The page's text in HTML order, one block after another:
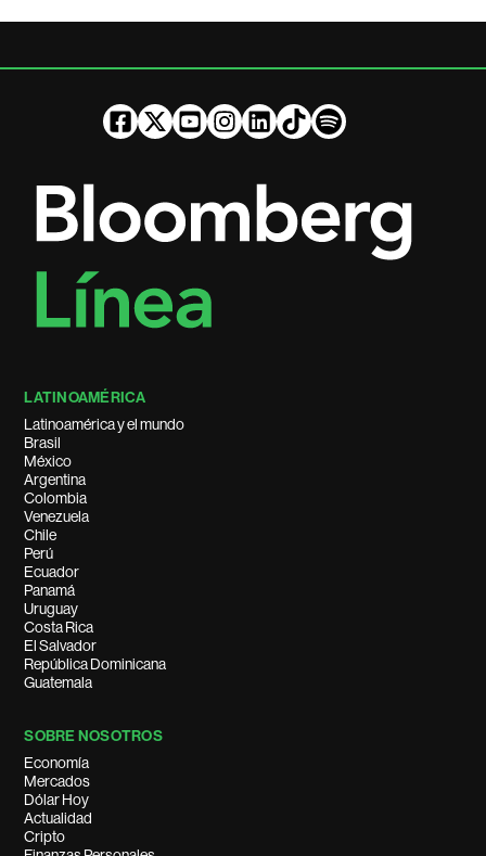
LATINOAMÉRICA
Latinoamérica y el mundo
Brasil
México
Argentina
Colombia
Venezuela
Chile
Perú
Ecuador
Panamá
Uruguay
Costa Rica
El Salvador
República Dominicana
Guatemala
SOBRE NOSOTROS
Economía
Mercados
Dólar Hoy
Actualidad
Cripto